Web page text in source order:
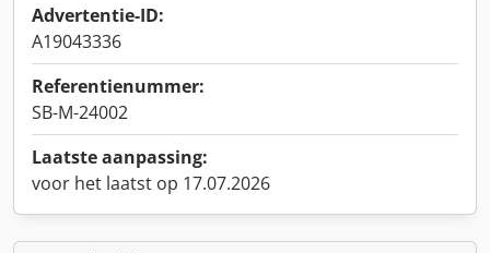
Advertentie-ID:
A19043336
Referentienummer:
SB-M-24002
Laatste aanpassing:
voor het laatst op 17.07.2026